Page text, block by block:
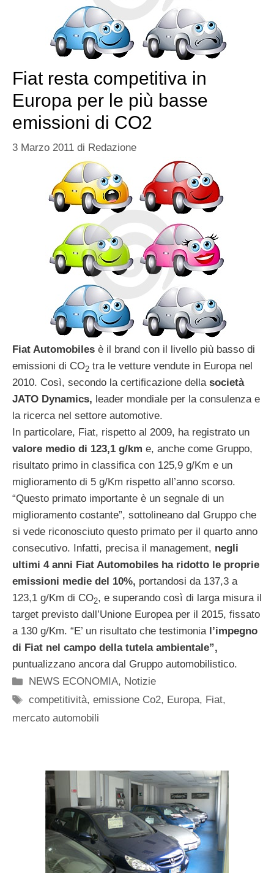
Fiat resta competitiva in
Europa per le più basse
emissioni di CO2
3 Marzo 2011 di Redazione
Fiat Automobiles è il brand con il livello più basso di
emissioni di CO2 tra le vetture vendute in Europa nel
2010. Così, secondo la certificazione della società
JATO Dynamics, leader mondiale per la consulenza e
la ricerca nel settore automotive.
In particolare, Fiat, rispetto al 2009, ha registrato un
valore medio di 123,1 g/km e, anche come Gruppo,
risultato primo in classifica con 125,9 g/Km e un
miglioramento di 5 g/Km rispetto all’anno scorso.
“Questo primato importante è un segnale di un
miglioramento costante”, sottolineano dal Gruppo che
si vede riconosciuto questo primato per il quarto anno
consecutivo. Infatti, precisa il management, negli
ultimi 4 anni Fiat Automobiles ha ridotto le proprie
emissioni medie del 10%, portandosi da 137,3 a
123,1 g/Km di CO2, e superando così di larga misura il
target previsto dall’Unione Europea per il 2015, fissato
a 130 g/Km. “E’ un risultato che testimonia l’impegno
di Fiat nel campo della tutela ambientale”,
puntualizzano ancora dal Gruppo automobilistico.
Categorie
NEWS ECONOMIA, Notizie
Tag
competitività,emissione Co2, Europa, Fiat,
mercato automobili